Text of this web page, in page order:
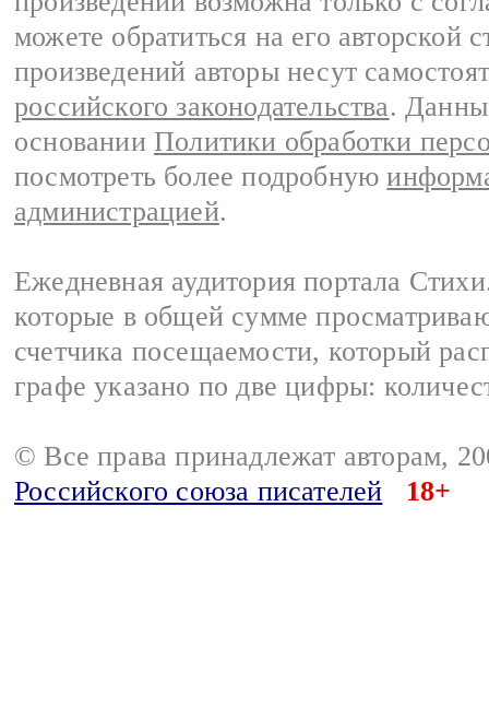
можете обратиться на его авторской
произведений авторы несут
российского законодательства.
основании Политики обработки
посмотреть более подробную
администрацией.
Ежедневная аудитория портала
которые в общей сумме
счетчика посещаемости, который
графе указано по две цифры:
© Все права принадлежат авторам,
Российского союза писателей
18+